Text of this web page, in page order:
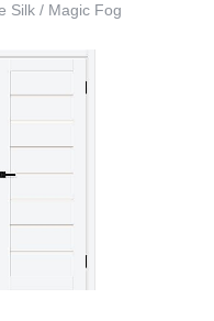
Silk / Magic Fog